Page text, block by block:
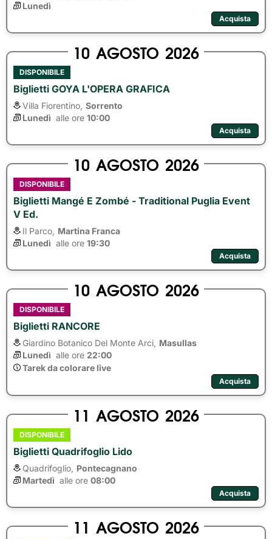
Lunedì
Acquista
10 AGOSTO 2026
DISPONIBILE
Biglietti GOYA L'OPERA GRAFICA
Villa Fiorentino, Sorrento
Lunedì alle ore 10:00
Acquista
10 AGOSTO 2026
DISPONIBILE
Biglietti Mangé E Zombé - Traditional Puglia Event
V Ed.
Il Parco, Martina Franca
Lunedì alle ore 19:30
Acquista
10 AGOSTO 2026
DISPONIBILE
Biglietti RANCORE
Giardino Botanico Del Monte Arci, Masullas
Lunedì alle ore 22:00
Tarek da colorare live
Acquista
11 AGOSTO 2026
DISPONIBILE
Biglietti Quadrifoglio Lido
Quadrifoglio, Pontecagnano
Martedì alle ore 08:00
Acquista
11 AGOSTO 2026